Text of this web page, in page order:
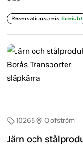
Reservationspreis Erreicht
sell10265location_on Olofström